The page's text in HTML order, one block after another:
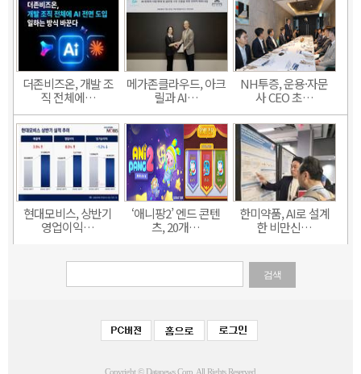
더존비즈온, 개발 조
직 전체에…
메가존클라우드, 아크
릴과 AI…
NH투증, 운용·자문
사 CEO 초…
현대모비스, 상반기
영업이익…
‘애니팡2’ 엔드 콘텐
츠, 20개…
한미약품, AI로 설계
한 비만신…
검색
Copyright © Datanews Corp. All Rights Reserved.